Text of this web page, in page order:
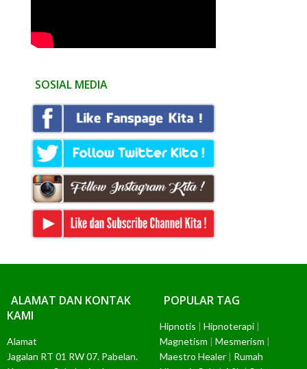
SOSIAL MEDIA
ALAMAT DAN KONTAK
KAMI
Alamat
Jagalan RT 01 RW 07. Pabelan.
POPULAR TAG
Hipnotis |Hipnoterapi |
Magnetism |Mesmerism |
Maestro Healer | Rumah